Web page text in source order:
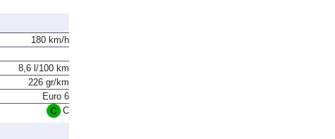
180 km/h
8,6 l/100 km
226 gr/km
Euro 6
C